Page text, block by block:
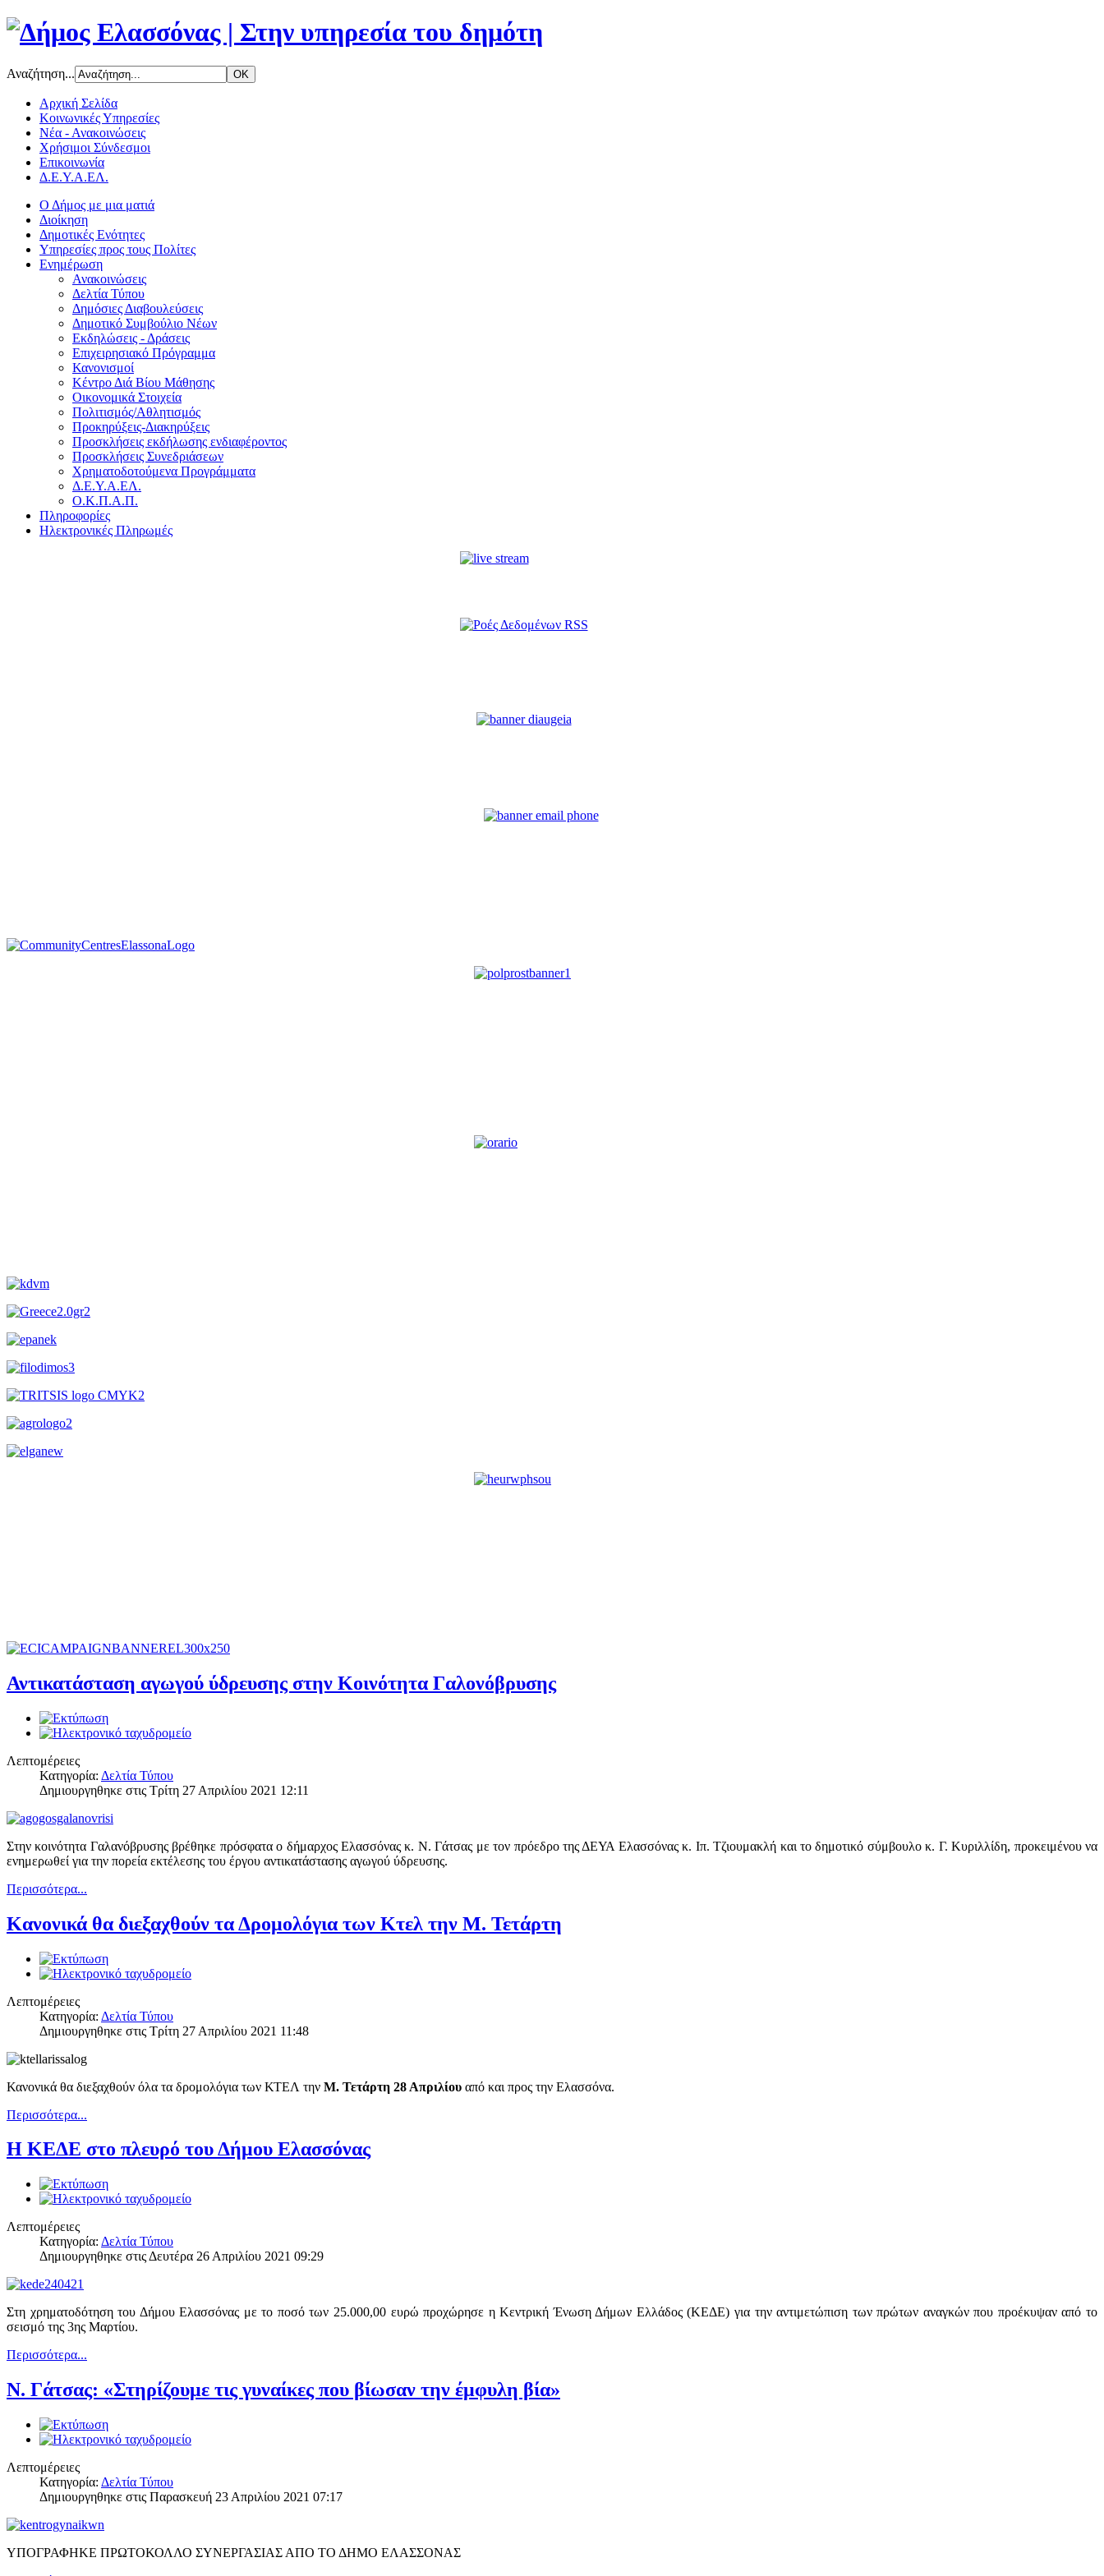
Αναζήτηση...
Αρχική Σελίδα
Κοινωνικές Υπηρεσίες
Νέα - Ανακοινώσεις
Χρήσιμοι Σύνδεσμοι
Επικοινωνία
Δ.Ε.Υ.Α.ΕΛ.
Ο Δήμος με μια ματιά
Διοίκηση
Δημοτικές Ενότητες
Υπηρεσίες προς τους Πολίτες
Ενημέρωση
Ανακοινώσεις
Δελτία Τύπου
Δημόσιες Διαβουλεύσεις
Δημοτικό Συμβούλιο Νέων
Εκδηλώσεις - Δράσεις
Επιχειρησιακό Πρόγραμμα
Κανονισμοί
Κέντρο Διά Βίου Μάθησης
Οικονομικά Στοιχεία
Πολιτισμός/Αθλητισμός
Προκηρύξεις-Διακηρύξεις
Προσκλήσεις εκδήλωσης ενδιαφέροντος
Προσκλήσεις Συνεδριάσεων
Χρηματοδοτούμενα Προγράμματα
Δ.Ε.Υ.Α.ΕΛ.
Ο.Κ.Π.Α.Π.
Πληροφορίες
Ηλεκτρονικές Πληρωμές
Αντικατάσταση αγωγού ύδρευσης στην Κοινότητα Γαλονόβρυσης
Λεπτομέρειες
Κατηγορία: Δελτία Τύπου
Δημιουργηθηκε στις Τρίτη 27 Απριλίου 2021 12:11
Στην κοινότητα Γαλανόβρυσης βρέθηκε πρόσφατα ο δήμαρχος Ελασσόνας κ. Ν. Γάτσας με τον πρόεδρο της ΔΕΥΑ Ελασσόνας κ. Ιπ. Τζιουμακλή και το δημοτικό σύμβουλο κ. Γ. Κυριλλίδη, προκειμένου να
ενημερωθεί για την πορεία εκτέλεσης του έργου αντικατάστασης αγωγού ύδρευσης.
Περισσότερα...
Κανονικά θα διεξαχθούν τα Δρομολόγια των Κτελ την Μ. Τετάρτη
Λεπτομέρειες
Κατηγορία: Δελτία Τύπου
Δημιουργηθηκε στις Τρίτη 27 Απριλίου 2021 11:48
Κανονικά θα διεξαχθούν όλα τα δρομολόγια των ΚΤΕΛ την Μ. Τετάρτη 28 Απριλίου από και προς την Ελασσόνα.
Περισσότερα...
Η ΚΕΔΕ στο πλευρό του Δήμου Ελασσόνας
Λεπτομέρειες
Κατηγορία: Δελτία Τύπου
Δημιουργηθηκε στις Δευτέρα 26 Απριλίου 2021 09:29
Στη χρηματοδότηση του Δήμου Ελασσόνας με το ποσό των 25.000,00 ευρώ προχώρησε η Κεντρική Ένωση Δήμων Ελλάδος (ΚΕΔΕ) για την αντιμετώπιση των πρώτων αναγκών που προέκυψαν από το
σεισμό της 3ης Μαρτίου.
Περισσότερα...
Ν. Γάτσας: «Στηρίζουμε τις γυναίκες που βίωσαν την έμφυλη βία»
Λεπτομέρειες
Κατηγορία: Δελτία Τύπου
Δημιουργηθηκε στις Παρασκευή 23 Απριλίου 2021 07:17
ΥΠΟΓΡΑΦΗΚΕ ΠΡΩΤΟΚΟΛΛΟ ΣΥΝΕΡΓΑΣΙΑΣ ΑΠΟ ΤΟ ΔΗΜΟ ΕΛΑΣΣΟΝΑΣ